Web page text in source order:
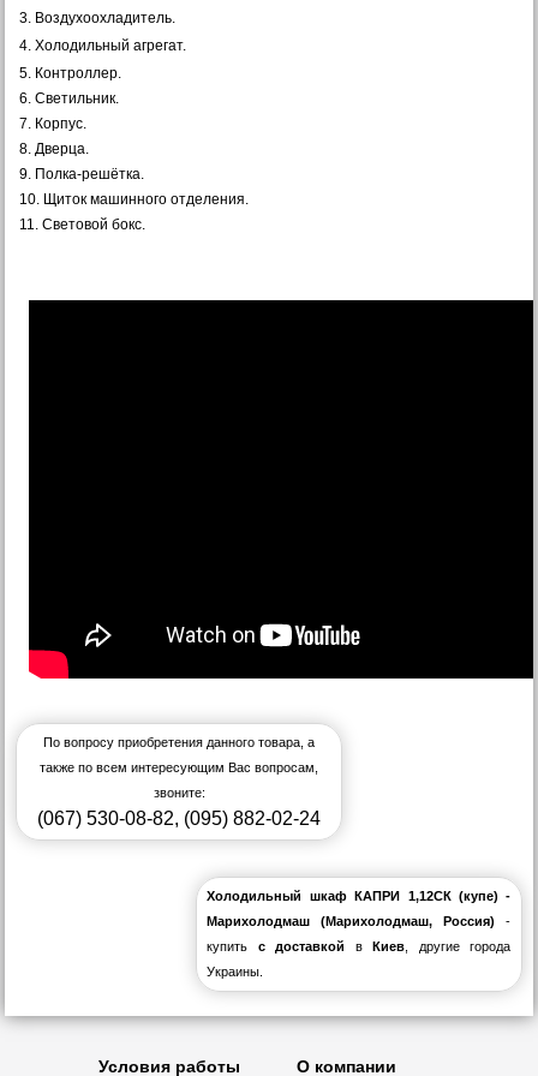
3. Воздухоохладитель.
4. Холодильный агрегат.
5. Контроллер.
6. Светильник.
7. Корпус.
8. Дверца.
9. Полка-решётка.
10. Щиток машинного отделения.
11. Световой бокс.
По вопросу приобретения данного товара, а
также по всем интересующим Вас вопросам,
звоните:
(067) 530-08-82, (095) 882-02-24
Холодильный шкаф КАПРИ 1,12СК (купе) -
Марихолодмаш (Марихолодмаш, Россия)-
купить с доставкой вКиев , другие города
Украины.
Условия работы О компании